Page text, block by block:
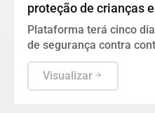
proteção de crianças
Plataforma terá cinco
de segurança contra
de multa e até
Visualizar